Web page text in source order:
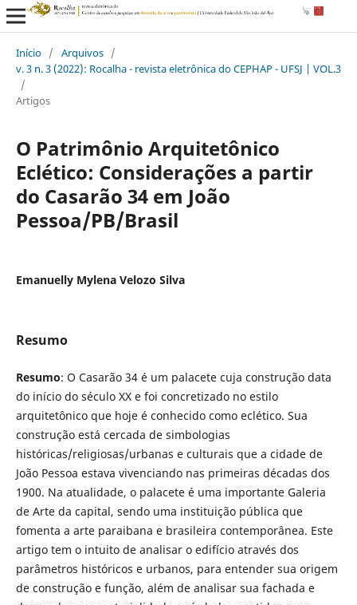
Início / Arquivos /
v. 3 n. 3 (2022): Rocalha - revista eletrônica do CEPHAP - UFSJ | VOL.3
/
Artigos
O Patrimônio Arquitetônico
Eclético: Considerações a partir
do Casarão 34 em João
Pessoa/PB/Brasil
Emanuelly Mylena Velozo Silva
Resumo
Resumo: O Casarão 34 é um palacete cuja construção data
do início do século XX e foi concretizado no estilo
arquitetônico que hoje é conhecido como eclético. Sua
construção está cercada de simbologias
históricas/religiosas/urbanas e culturais que a cidade de
João Pessoa estava vivenciando nas primeiras décadas dos
1900. Na atualidade, o palacete é uma importante Galeria
de Arte da capital, sendo uma instituição pública que
fomenta a arte paraibana e brasileira contemporânea. Este
artigo tem o intuito de analisar o edifício através dos
parâmetros históricos e urbanos, para entender sua origem
de construção e função, além de analisar sua fachada e